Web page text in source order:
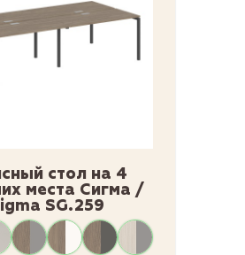
стол на 4
места Сигма /
SG.259